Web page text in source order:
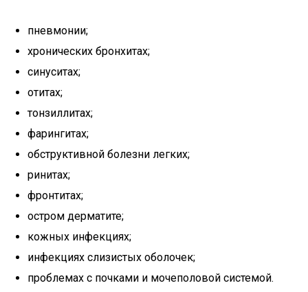
пневмонии;
хронических бронхитах;
синуситах;
отитах;
тонзиллитах;
фарингитах;
обструктивной болезни легких;
ринитах;
фронтитах;
остром дерматите;
кожных инфекциях;
инфекциях слизистых оболочек;
проблемах с почками и мочеполовой системой.